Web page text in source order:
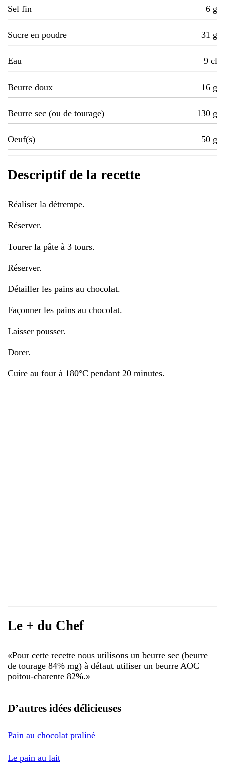
Sel fin 6 g
Sucre en poudre 31 g
Eau 9 cl
Beurre doux 16 g
Beurre sec (ou de tourage) 130 g
Oeuf(s) 50 g
Descriptif de la recette
Réaliser la détrempe.
Réserver.
Tourer la pâte à 3 tours.
Réserver.
Détailler les pains au chocolat.
Façonner les pains au chocolat.
Laisser pousser.
Dorer.
Cuire au four à 180°C pendant 20 minutes.
Le + du Chef
«Pour cette recette nous utilisons un beurre sec (beurre
de tourage 84% mg) à défaut utiliser un beurre AOC
poitou-charente 82%.»
D’autres idées délicieuses
Pain au chocolat praliné
Le pain au lait